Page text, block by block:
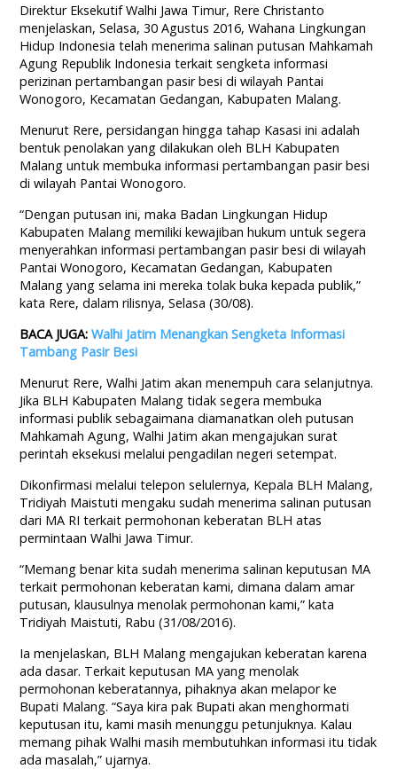
Direktur Eksekutif Walhi Jawa Timur, Rere Christanto
menjelaskan, Selasa, 30 Agustus 2016, Wahana Lingkungan
Hidup Indonesia telah menerima salinan putusan Mahkamah
Agung Republik Indonesia terkait sengketa informasi
perizinan pertambangan pasir besi di wilayah Pantai
Wonogoro, Kecamatan Gedangan, Kabupaten Malang.
Menurut Rere, persidangan hingga tahap Kasasi ini adalah
bentuk penolakan yang dilakukan oleh BLH Kabupaten
Malang untuk membuka informasi pertambangan pasir besi
di wilayah Pantai Wonogoro.
“Dengan putusan ini, maka Badan Lingkungan Hidup
Kabupaten Malang memiliki kewajiban hukum untuk segera
menyerahkan informasi pertambangan pasir besi di wilayah
Pantai Wonogoro, Kecamatan Gedangan, Kabupaten
Malang yang selama ini mereka tolak buka kepada publik,”
kata Rere, dalam rilisnya, Selasa (30/08).
BACA JUGA:Walhi Jatim Menangkan Sengketa Informasi
Tambang Pasir Besi
Menurut Rere, Walhi Jatim akan menempuh cara selanjutnya.
Jika BLH Kabupaten Malang tidak segera membuka
informasi publik sebagaimana diamanatkan oleh putusan
Mahkamah Agung, Walhi Jatim akan mengajukan surat
perintah eksekusi melalui pengadilan negeri setempat.
Dikonfirmasi melalui telepon selulernya, Kepala BLH Malang,
Tridiyah Maistuti mengaku sudah menerima salinan putusan
dari MA RI terkait permohonan keberatan BLH atas
permintaan Walhi Jawa Timur.
“Memang benar kita sudah menerima salinan keputusan MA
terkait permohonan keberatan kami, dimana dalam amar
putusan, klausulnya menolak permohonan kami,” kata
Tridiyah Maistuti, Rabu (31/08/2016).
Ia menjelaskan, BLH Malang mengajukan keberatan karena
ada dasar. Terkait keputusan MA yang menolak
permohonan keberatannya, pihaknya akan melapor ke
Bupati Malang. “Saya kira pak Bupati akan menghormati
keputusan itu, kami masih menunggu petunjuknya. Kalau
memang pihak Walhi masih membutuhkan informasi itu tidak
ada masalah,” ujarnya.